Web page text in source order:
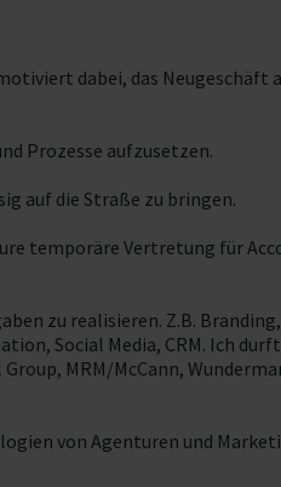
dabei, das Neugeschäft
Prozesse aufzusetzen.
auf die Straße zu bringen.
temporäre Vertretung für
zu realisieren. Z.B. Branding,
Social Media, CRM. Ich
MRM/McCann,
von Agenturen und